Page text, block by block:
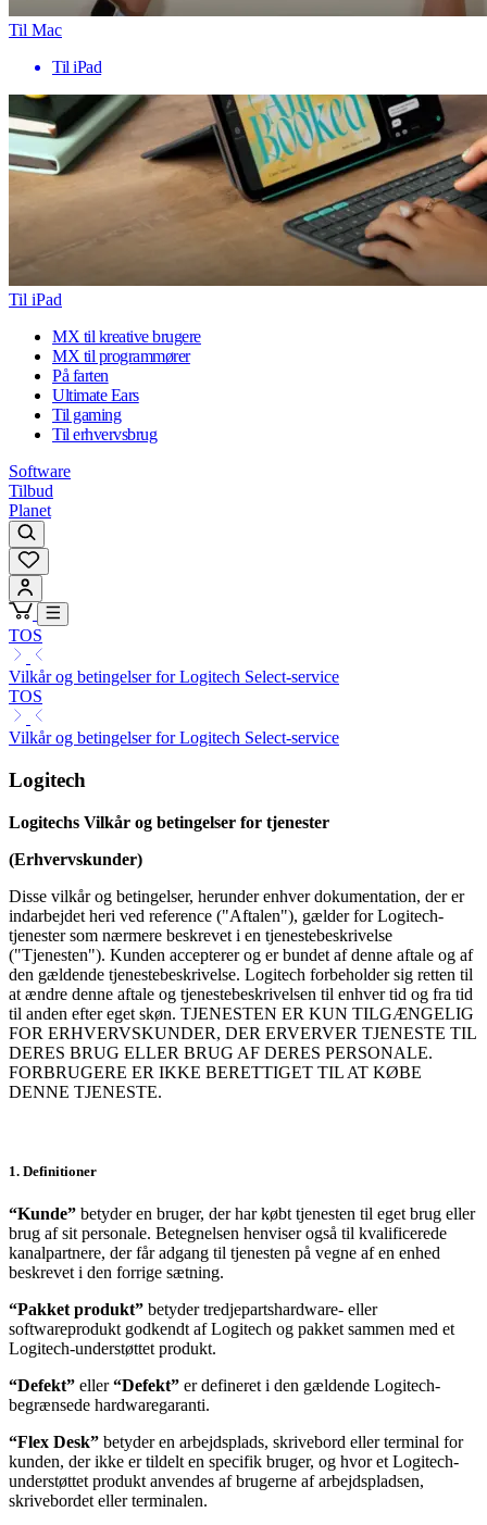
Til Mac
Til iPad
Til iPad
MX til kreative brugere
MX til programmører
På farten
Ultimate Ears
Til gaming
Til erhvervsbrug
Software
Tilbud
Planet
TOS
Vilkår og betingelser for Logitech Select-service
TOS
Vilkår og betingelser for Logitech Select-service
Logitech
Logitechs Vilkår og betingelser for tjenester
(Erhvervskunder)
Disse vilkår og betingelser, herunder enhver dokumentation, der er
indarbejdet heri ved reference ("Aftalen"), gælder for Logitech-
tjenester som nærmere beskrevet i en tjenestebeskrivelse
("Tjenesten"). Kunden accepterer og er bundet af denne aftale og af
den gældende tjenestebeskrivelse. Logitech forbeholder sig retten til
at ændre denne aftale og tjenestebeskrivelsen til enhver tid og fra tid
til anden efter eget skøn. TJENESTEN ER KUN TILGÆNGELIG
FOR ERHVERVSKUNDER, DER ERVERVER TJENESTE TIL
DERES BRUG ELLER BRUG AF DERES PERSONALE.
FORBRUGERE ER IKKE BERETTIGET TIL AT KØBE
DENNE TJENESTE.
1. Definitioner
“Kunde” betyder en bruger, der har købt tjenesten til eget brug eller
brug af sit personale. Betegnelsen henviser også til kvalificerede
kanalpartnere, der får adgang til tjenesten på vegne af en enhed
beskrevet i den forrige sætning.
“Pakket produkt” betyder tredjepartshardware- eller
softwareprodukt godkendt af Logitech og pakket sammen med et
Logitech-understøttet produkt.
“Defekt” eller“Defekt” er defineret i den gældende Logitech-
begrænsede hardwaregaranti.
“Flex Desk” betyder en arbejdsplads, skrivebord eller terminal for
kunden, der ikke er tildelt en specifik bruger, og hvor et Logitech-
understøttet produkt anvendes af brugerne af arbejdspladsen,
skrivebordet eller terminalen.